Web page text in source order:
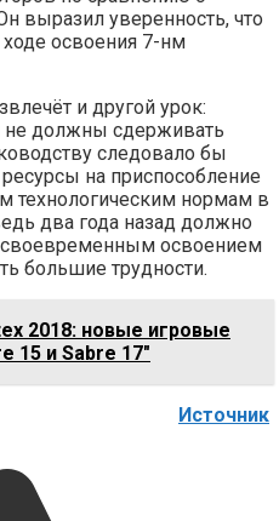
выразил уверенность, что
ходе освоения 7-нм
и другой урок:
не должны сдерживать
следовало бы
на приспособление
технологическим нормам в
два года назад должно
освоением
большие трудности.
2018: новые игровые
15 и Sabre 17"
Источник